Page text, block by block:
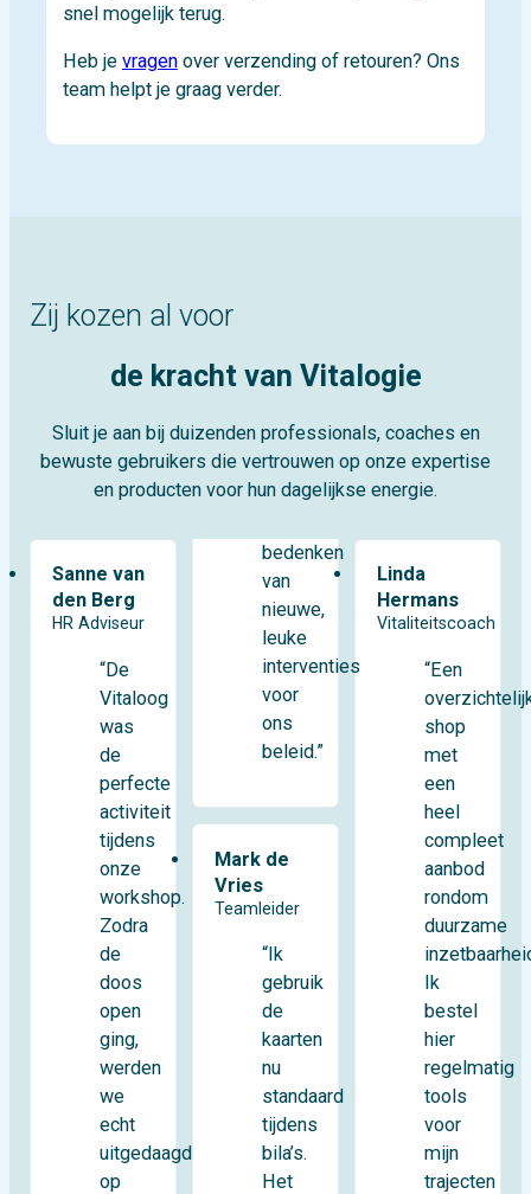
snel mogelijk terug.
Heb je vragenover verzending of retouren? Ons
team helpt je graag verder.
Zij kozen al voor
de kracht van Vitalogie
Sluit je aan bij duizenden professionals, coaches en
bewuste gebruikers die vertrouwen op onze expertise
en producten voor hun dagelijkse energie.
Sanne van
den Berg
HR Adviseur
“De
Vitaloog
was
de
perfecte
activiteit
tijdens
onze
workshop.
Zodra
de
doos
open
ging,
werden
we
echt
uitgedaagd
op
bedenken
van
nieuwe,
leuke
interventies
voor
ons
beleid.”
Mark de
Vries
Teamleider
“Ik
gebruik
de
kaarten
nu
standaard
tijdens
bila’s.
Het
Linda
Hermans
Vitaliteitscoach
“Een
shop
met
een
heel
compleet
aanbod
rondom
duurzame
Ik
bestel
hier
regelmatig
tools
voor
mijn
trajecten